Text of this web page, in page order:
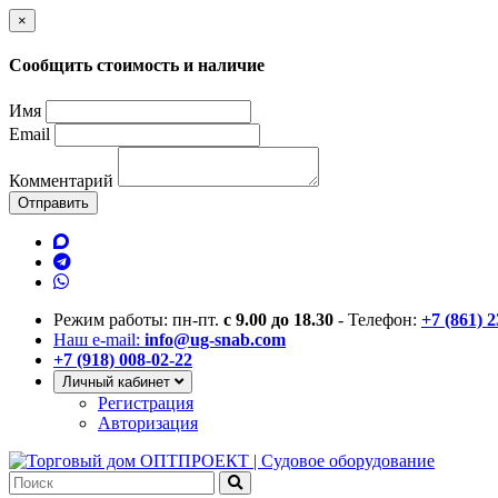
×
Сообщить стоимость и наличие
Имя
Email
Комментарий
Отправить
Режим работы: пн-пт. с 9.00 до 18.30 - Телефон: +7 (861)
Наш e-mail: info@ug-snab.com
+7 (918) 008-02-22
Личный кабинет
Регистрация
Авторизация